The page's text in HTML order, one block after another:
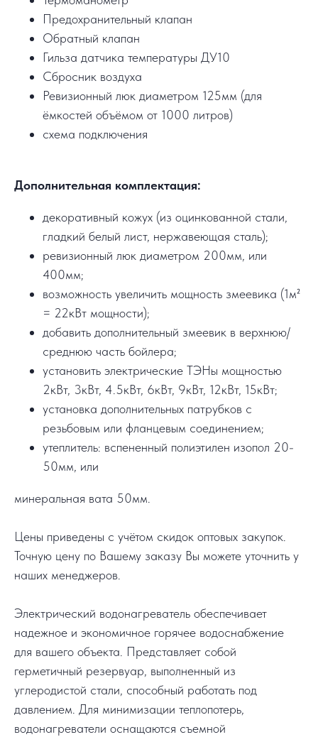
Предохранительный клапан
Обратный клапан
Гильза датчика температуры ДУ10
Сбросник воздуха
Ревизионный люк диаметром 125мм (для
ёмкостей объёмом от 1000 литров)
схема подключения
Дополнительная комплектация:
декоративный кожух (из оцинкованной стали,
гладкий белый лист, нержавеющая сталь);
ревизионный люк диаметром 200мм, или
400мм;
возможность увеличить мощность змеевика (1м²
= 22кВт мощности);
добавить дополнительный змеевик в верхнюю/
среднюю часть бойлера;
установить электрические ТЭНы мощностью
2кВт, 3кВт, 4.5кВт, 6кВт, 9кВт, 12кВт, 15кВт;
установка дополнительных патрубков с
резьбовым или фланцевым соединением;
утеплитель: вспененный полиэтилен изопол 20-
50мм, или
минеральная вата 50мм.
Цены приведены с учётом скидок оптовых закупок.
Точную цену по Вашему заказу Вы можете уточнить у
наших менеджеров.
Электрический водонагреватель обеспечивает
надежное и экономичное горячее водоснабжение
для вашего объекта. Представляет собой
герметичный резервуар, выполненный из
углеродистой стали, способный работать под
давлением. Для минимизации теплопотерь,
водонагреватели оснащаются съемной